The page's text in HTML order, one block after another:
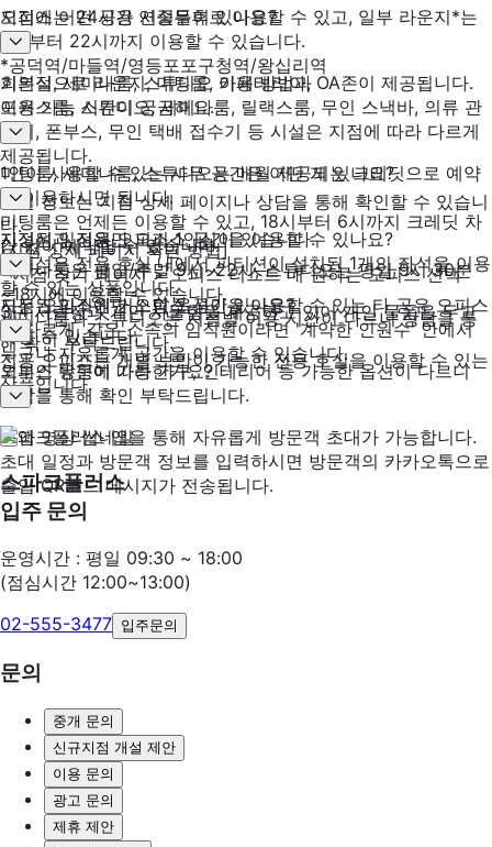
오피스는 24시간 연중무휴로 이용할 수 있고, 일부 라운지*는
8시부터 22시까지 이용할 수 있습니다.
*공덕역/마들역/영등포포구청역/왕십리역
지점에 어떤 공용 시설들이 있나요?
기본적으로 라운지, 미팅룸, 카페테리아, OA존이 제공됩니다.
포커스룸, 스튜디오, 세미나룸, 릴랙스룸, 무인 스낵바, 의류 관
리기, 폰부스, 무인 택배 접수기 등 시설은 지점에 따라 다르게
제공됩니다.
시설 정보는 지점 상세 페이지나 상담을 통해 확인할 수 있습니
다.
[지점 상세 페이지 확인 방법]
- 지점 찾기 페이지 > 오피스 리스트 내 원하는 오피스 선택
회의실, 세미나룸, 스튜디오 이용 방법과
이용 가능 시간이 궁금해요.
미팅룸, 세미나룸, 스튜디오는 매월 제공되는 크레딧으로 예약
후 이용하시면 됩니다.
미팅룸은 언제든 이용할 수 있고, 18시부터 6시까지 크레딧 차
감 없이 예약할 수 있습니다.
세미나룸은 평일/주말 9시~22시, 스튜디오는 평일 9시 30분
~18시에 이용할 수 있습니다.
세미나룸과 스튜디오는 지점별 이용 시간이 다르니 상담을 통
해 확인 부탁드립니다.
1인이 사용할 수 있는 사무 공간은 어떤 게 있나요?
지정석과 전용 오피스 1인실이 있습니다.
지정석은 전용 호실 내에서 파티션이 설치된 1개의 좌석을 이용
할 수 있는 상품입니다.
3단 서랍장과 개인 사물함을 제공하고 있어 개인 물품을 두고
다닐 수 있습니다.
전용 오피스는 개별 보안이 가능한 전용 호실을 이용할 수 있는
상품입니다.
지정된 임직원만 오피스 공간을 이용할 수 있나요?
지정된 임직원만 오피스 공간을 이용할 수 있는 타 공유 오피스
와 다르게, 같은 소속의 임직원이라면 '계약한 인원수' 안에서
누구나 자유롭게 공간을 이용할 수 있습니다.
모든 오피스에 커스텀 옵션이 있나요?
오피스 유형에 따라 가구, 인테리어 등 가능한 옵션이 다르니
상담을 통해 확인 부탁드립니다.
외부인 방문이 가능한가요?
스파크플러스 앱을 통해 자유롭게 방문객 초대가 가능합니다.
초대 일정과 방문객 정보를 입력하시면 방문객의 카카오톡으로
출입 QR코드 메시지가 전송됩니다.
스파크플러스
입주 문의
운영시간 : 평일 09:30 ~ 18:00
(점심시간 12:00~13:00)
02-555-3477 입주문의
문의
중개 문의
신규지점 개설 제안
이용 문의
광고 문의
제휴 제안